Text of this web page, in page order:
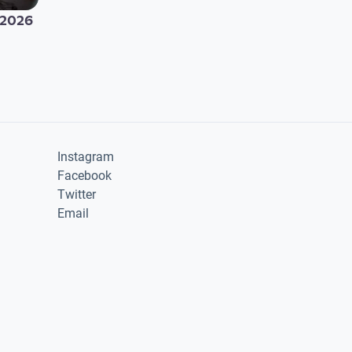
Instagram
Facebook
Twitter
Email